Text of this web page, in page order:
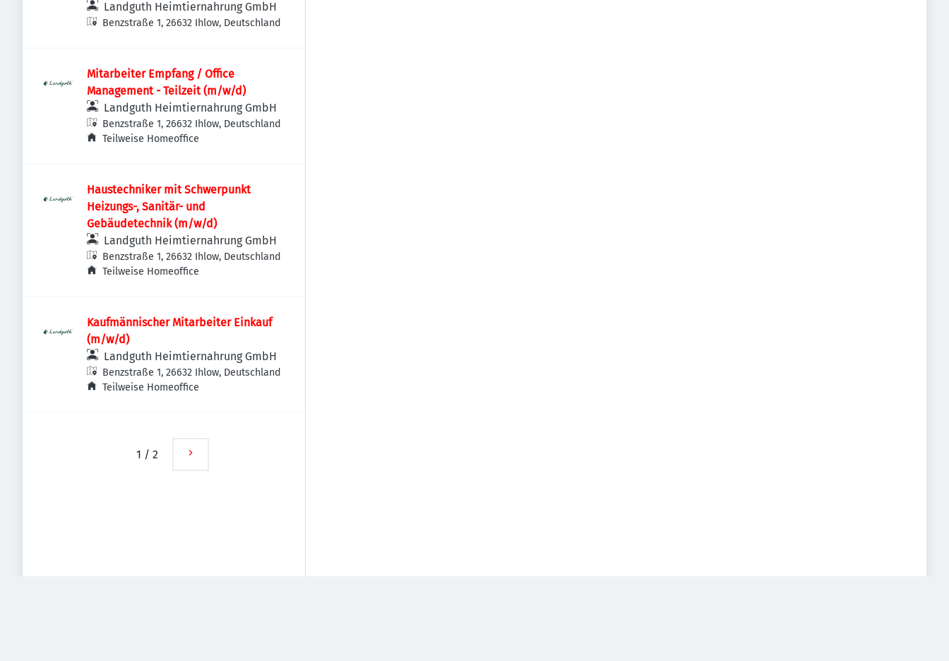
Landguth Heimtiernahrung GmbH
Benzstraße 1, 26632 Ihlow, Deutschland
Mitarbeiter Empfang / Office
Management - Teilzeit (m/w/d)
Landguth Heimtiernahrung GmbH
Benzstraße 1, 26632 Ihlow, Deutschland
Teilweise Homeoffice
Haustechniker mit Schwerpunkt
Heizungs-, Sanitär- und
Gebäudetechnik (m/w/d)
Landguth Heimtiernahrung GmbH
Benzstraße 1, 26632 Ihlow, Deutschland
Teilweise Homeoffice
Kaufmännischer Mitarbeiter Einkauf
(m/w/d)
Landguth Heimtiernahrung GmbH
Benzstraße 1, 26632 Ihlow, Deutschland
Teilweise Homeoffice
1 / 2